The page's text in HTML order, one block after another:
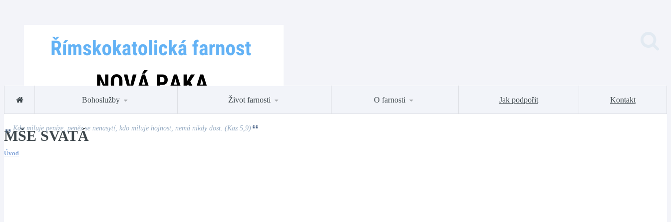
Kdo miluje peníze, peněz se nenasytí, kdo miluje hojnost, nemá nikdy dost. (Kaz 5,9)
Bohoslužby Život farnosti O farnosti Jak podpořit Kontakt
MŠE SVATÁ
Úvod